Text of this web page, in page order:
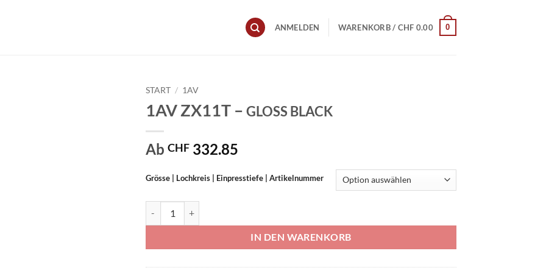
ANMELDEN WARENKORB / CHF 0.00 0
START / 1AV
1AV ZX11T – GLOSS BLACK
Ab CHF 332.85
Grösse | Lochkreis | Einpresstiefe | Artikelnummer
IN DEN WARENKORB